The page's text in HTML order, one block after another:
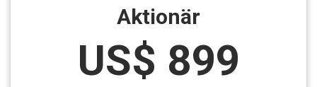
Aktionär
US$ 899